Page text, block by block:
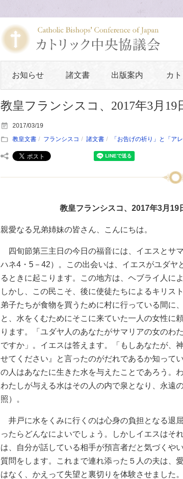
お知らせ 諸文書 出版案内 カ
教皇フランシスコ、2017年3月
2017/03/19
教皇文書
フランシスコ 諸文書 「お告げの祈り」と「ア
教皇フランシスコ、2017年3月19
親愛なる兄弟姉妹の皆さん、こんにちは。
四旬節第三主日の今日の福音には、イエスとサ
ハネ4・5－42）。この出会いは、イエスがユダ
るときに起こります。この地方は、ヘブライ人に
しかし、この民こそ、後に使徒たちによるキリス
弟子たちが食物を買うために村に行っている間に
と、水をくむためにそこに来ていた一人の女性に
ります。「ユダヤ人のあなたがサマリアの女のわ
ですか」。イエスは答えます。「もしあなたが、
せてください』と言ったのがだれであるか知って
の人はあなたに生きた水を与えたことであろう。
わたしが与える水はその人の内で泉となり、永遠
照）。
井戸に水をくみに行くのは心身の負担となる退
ったらどんなによいでしょう。しかしイエスはそ
は、自分が話している相手が預言者だと気づくや
質問をします。これまで連れ添った５人の夫は、
はなく、かえって失望と裏切りを体験させました